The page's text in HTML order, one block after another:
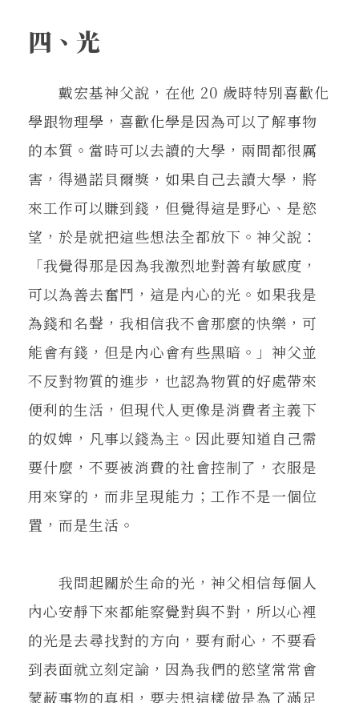
四、光
戴宏基神父說，在他 20 歲時特別喜歡化
學跟物理學，喜歡化學是因為可以了解事物
的本質。當時可以去讀的大學，兩間都很厲
害，得過諾貝爾獎，如果自己去讀大學，將
來工作可以賺到錢，但覺得這是野心、是慾
望，於是就把這些想法全都放下。神父說：
「我覺得那是因為我激烈地對善有敏感度，
可以為善去奮鬥，這是內心的光。如果我是
為錢和名聲，我相信我不會那麼的快樂，可
能會有錢，但是內心會有些黑暗。」神父並
不反對物質的進步，也認為物質的好處帶來
便利的生活，但現代人更像是消費者主義下
的奴婢，凡事以錢為主。因此要知道自己需
要什麼，不要被消費的社會控制了，衣服是
用來穿的，而非呈現能力；工作不是一個位
置，而是生活。
我問起關於生命的光，神父相信每個人
內心安靜下來都能察覺對與不對，所以心裡
的光是去尋找對的方向，要有耐心，不要看
到表面就立刻定論，因為我們的慾望常常會
蒙蔽事物的真相，要去想這樣做是為了滿足